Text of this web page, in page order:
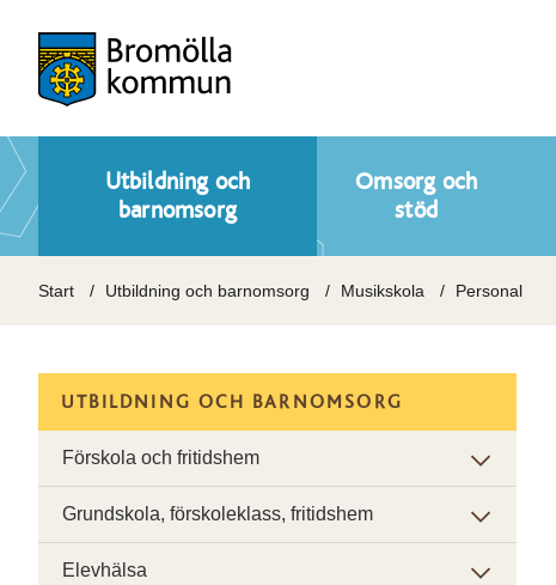
Utbildning och
barnomsorg
Omsorg och
stöd
Start Utbildning och barnomsorg Musikskola Personal
UTBILDNING OCH BARNOMSORG
Förskola och fritidshem
Grundskola, förskoleklass, fritidshem
Elevhälsa